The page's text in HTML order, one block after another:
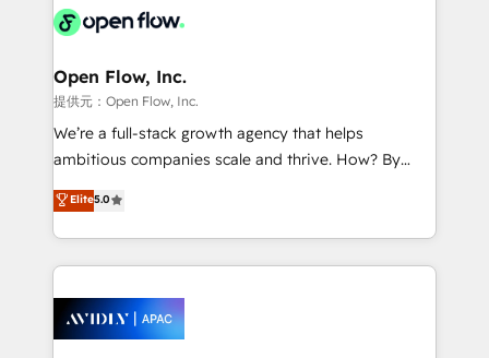
things are happening.
integrated buyers journey. Elixir is located in
and Amsterdam. Elixir is a first mover and leader
when it comes to HubSpot sales and service
implementations, highly renowned for our business
acumen, process (re-)design experience and a
integrate HubSpot with complex solutions like SAP,
MicroSoft, custom solutions,... Our company also has
Retail execution, CPQ, customer portals and
HubSpot CMS developments. And we're champions
Open Flow, Inc.
提供元：Open Flow, Inc.
We’re a full-stack growth agency that helps
ambitious companies scale and thrive. How? By
upgrading and streamlining every single revenue-
generating aspect of your business. We’re proud
HubSpot Elite Solutions Partners and devout CRM
nerds who can harness HubSpot’s custom digital
experience. Working hand-in-hand with your team,
we’ll assemble a RevOps machine that drives more
Elite5.0